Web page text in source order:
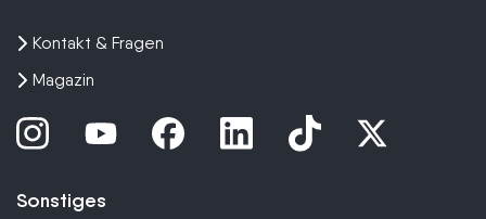
Kontakt & Fragen
Magazin
Sonstiges